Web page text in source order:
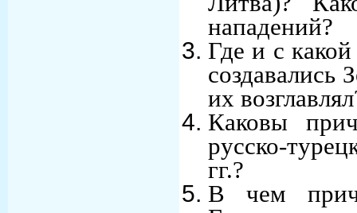
нападений?
Где и с
создавались
их
Каковы
русско-
гг.?
В чем